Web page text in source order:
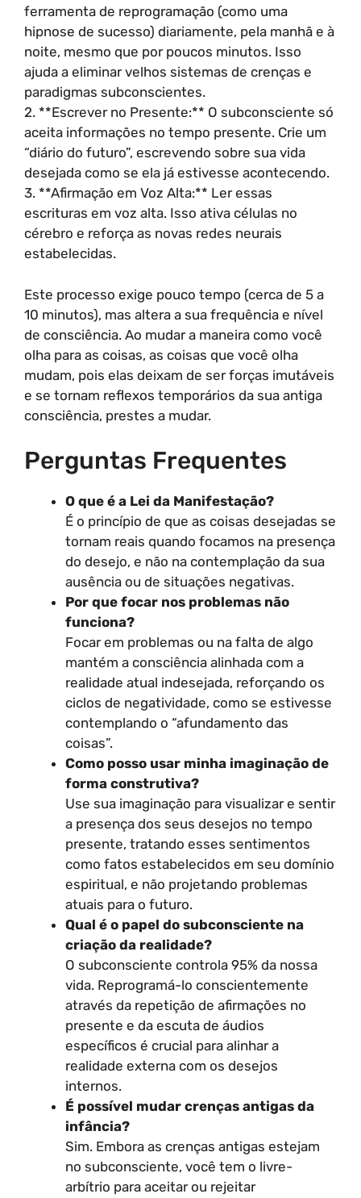
ferramenta de reprogramação (como uma
hipnose de sucesso) diariamente, pela manhã e à
noite, mesmo que por poucos minutos. Isso
ajuda a eliminar velhos sistemas de crenças e
paradigmas subconscientes.
2. **Escrever no Presente:** O subconsciente só
aceita informações no tempo presente. Crie um
“diário do futuro”, escrevendo sobre sua vida
desejada como se ela já estivesse acontecendo.
3. **Afirmação em Voz Alta:** Ler essas
escrituras em voz alta. Isso ativa células no
cérebro e reforça as novas redes neurais
estabelecidas.
Este processo exige pouco tempo (cerca de 5 a
10 minutos), mas altera a sua frequência e nível
de consciência. Ao mudar a maneira como você
olha para as coisas, as coisas que você olha
mudam, pois elas deixam de ser forças imutáveis
e se tornam reflexos temporários da sua antiga
consciência, prestes a mudar.
Perguntas Frequentes
O que é a Lei da Manifestação?
É o princípio de que as coisas desejadas se
tornam reais quando focamos na presença
do desejo, e não na contemplação da sua
ausência ou de situações negativas.
Por que focar nos problemas não
funciona?
Focar em problemas ou na falta de algo
mantém a consciência alinhada com a
realidade atual indesejada, reforçando os
ciclos de negatividade, como se estivesse
contemplando o “afundamento das
coisas”.
Como posso usar minha imaginação de
forma construtiva?
Use sua imaginação para visualizar e sentir
a presença dos seus desejos no tempo
presente, tratando esses sentimentos
como fatos estabelecidos em seu domínio
espiritual, e não projetando problemas
atuais para o futuro.
Qual é o papel do subconsciente na
criação da realidade?
O subconsciente controla 95% da nossa
vida. Reprogramá-lo conscientemente
através da repetição de afirmações no
presente e da escuta de áudios
específicos é crucial para alinhar a
realidade externa com os desejos
internos.
É possível mudar crenças antigas da
infância?
Sim. Embora as crenças antigas estejam
no subconsciente, você tem o livre-
arbítrio para aceitar ou rejeitar